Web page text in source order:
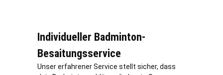
Individueller Badminton-
Besaitungsservice
Unser erfahrener Service stellt sicher, dass